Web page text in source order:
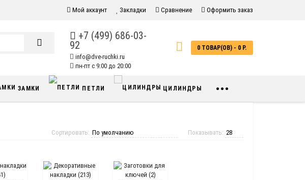
Мой аккаунт Закладки Сравнение Оформить заказ
+7 (499) 686-03-
92
info@dve-ruchki.ru
пн-пт с 9:00 до 20:00
0 ТОВАР(ОВ) - 0 Р.
ЗАМКИ ПЕТЛИ ЦИЛИНДРЫ •••
Показывать:
Сортировать: